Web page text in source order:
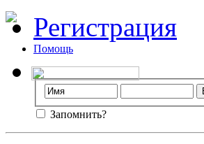
Регистрация
Помощь
Запомнить?